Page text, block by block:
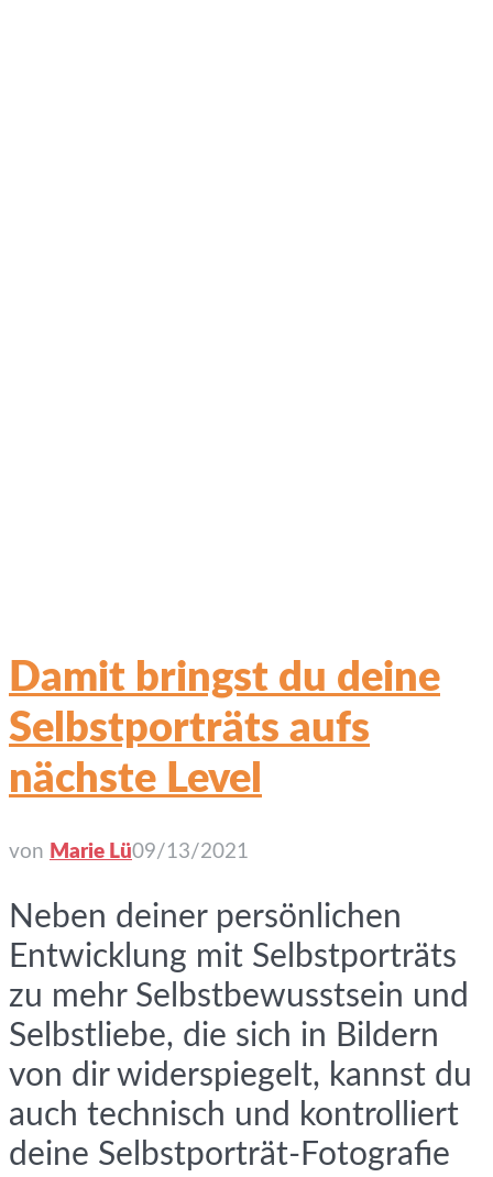
Damit bringst du deine
Selbstporträts aufs
nächste Level
von Marie Lü09/13/2021
Neben deiner persönlichen
Entwicklung mit Selbstporträts
zu mehr Selbstbewusstsein und
Selbstliebe, die sich in Bildern
von dir widerspiegelt, kannst du
auch technisch und kontrolliert
deine Selbstporträt-Fotografie